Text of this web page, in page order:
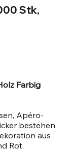
Stk,
Farbig
Apéro-
bestehen
aus
Rot.